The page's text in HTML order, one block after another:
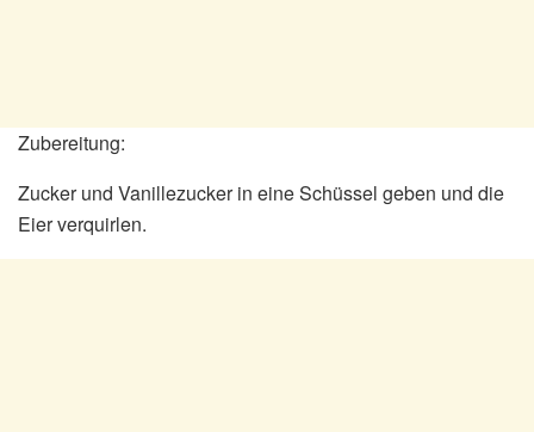
Zubereitung:
Zucker und Vanillezucker in eine Schüssel geben und die
Eier verquirlen.